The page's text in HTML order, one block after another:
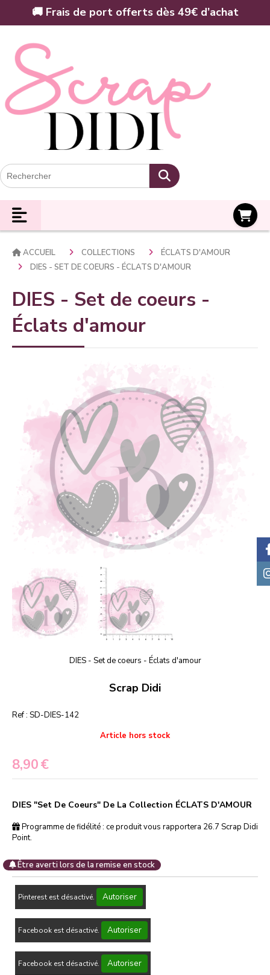
🚚 Frais de port offerts dès 49€ d’achat
ACCUEIL COLLECTIONS
ÉCLATS D'AMOUR
DIES - SET DE COEURS - ÉCLATS D'AMOUR
DIES - Set de coeurs -
Éclats d'amour
DIES - Set de coeurs - Éclats d'amour
Scrap Didi
Ref : SD-DIES-142
8,90€
Article hors stock
DIES "Set De Coeurs" De La Collection ÉCLATS D'AMOUR
Programme de fidélité : ce produit vous rapportera 26.7 Scrap Didi
Point.
Être averti lors de la remise en stock
Pinterest est désactivé. Autoriser
Facebook est désactivé. Autoriser
Facebook est désactivé. Autoriser